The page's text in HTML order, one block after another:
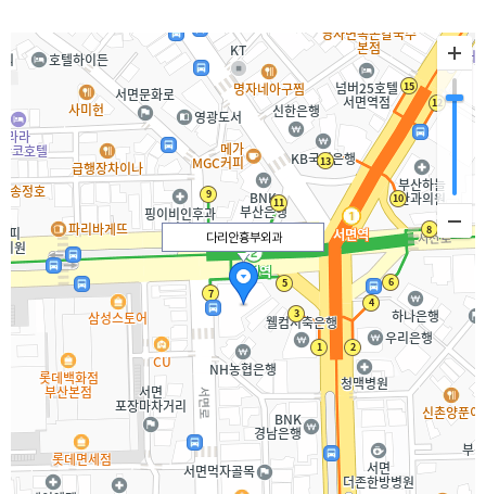
다리안흉부외과